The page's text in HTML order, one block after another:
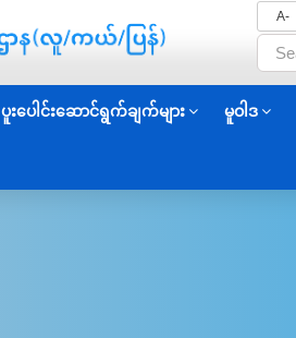
A-
ပူးပေါင်းဆောင်ရွက်ချက်များ မူဝါဒ